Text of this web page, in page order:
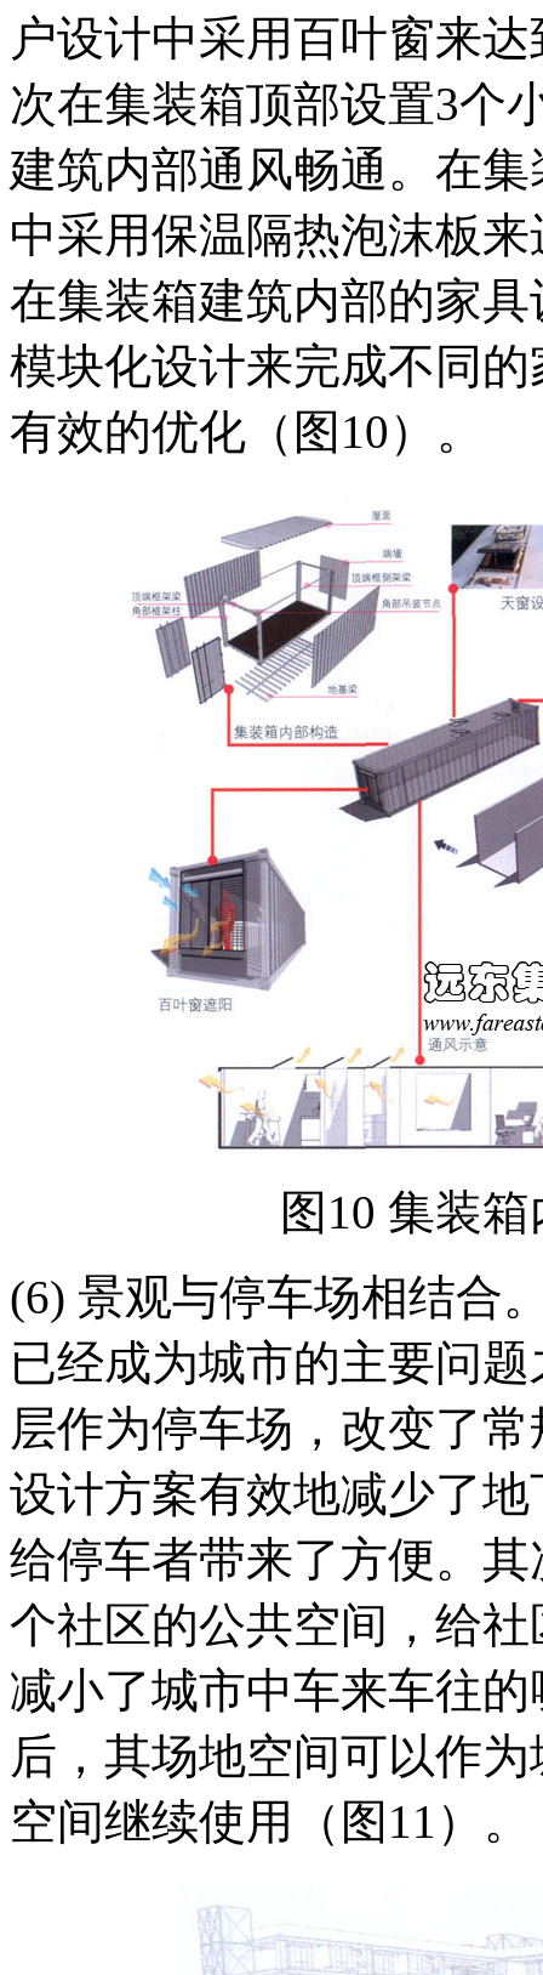
户设计中采用百叶窗来
次在集装箱顶部设置3个
建筑内部通风畅通。在
中采用保温隔热泡沫板
在集装箱建筑内部的家
模块化设计来完成不同
有效的优化（图10）。
图10 集装
(6) 景观与停车场相结合
已经成为城市的主要问
层作为停车场，改变了
设计方案有效地减少了
给停车者带来了方便。
个社区的公共空间，给
减小了城市中车来车往
后，其场地空间可以作
空间继续使用（图11）。